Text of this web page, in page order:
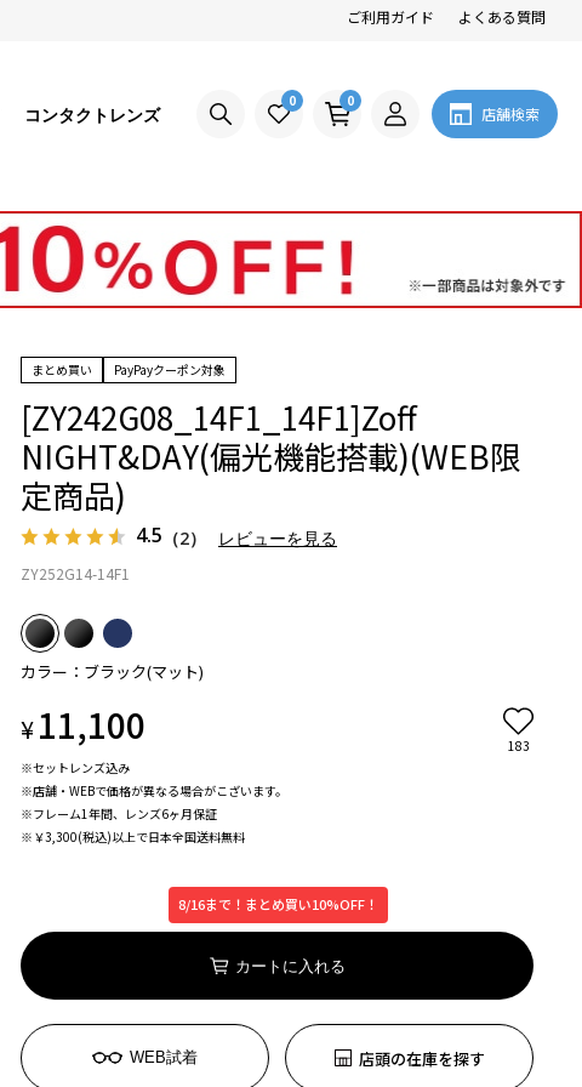
ご利用ガイド よくある質問
コンタクトレンズ
0 0
店舗検索
まとめ買い PayPayクーポン対象
[ZY242G08_14F1_14F1]Zoff
NIGHT&DAY(偏光機能搭載)(WEB限
定商品)
4.5 （2） レビューを見る
ZY252G14-14F1
カラー：ブラック(マット)
¥11,100
183
※セットレンズ込み
※店舗・WEBで価格が異なる場合がこざいます。
※フレーム1年間、レンズ6ヶ月保証
※￥3,300(税込)以上で日本全国送料無料
8/16まで！まとめ買い10%OFF！
カートに入れる
WEB試着 店頭の在庫を探す